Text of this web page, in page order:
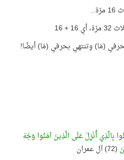
16
(مَا) وتنتهي بحرفي (مَا) أيضًا!
بِالَّذِي أُنْزِلَ عَلَى الَّذِينَ آمَنُوا وَجْهَ
(72) آل عمران